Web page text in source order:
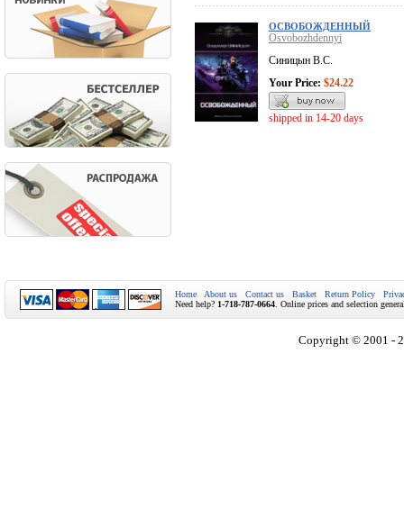
ОСВОБОЖДЕННЫЙ
Osvobozhdennyi
Синицын В.С.
Your Price: $24.22
shipped in 14-20 days
Home About us Contact us Basket Return Policy
Need help? 1-718-787-0664 . Online prices and selection
Copyright © 2001 -